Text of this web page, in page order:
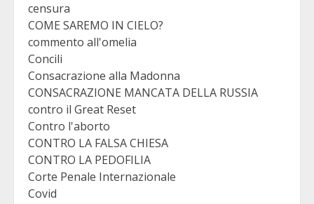
censura
COME SAREMO IN CIELO?
commento all'omelia
Concili
Consacrazione alla Madonna
CONSACRAZIONE MANCATA DELLA RUSSIA
contro il Great Reset
Contro l'aborto
CONTRO LA FALSA CHIESA
CONTRO LA PEDOFILIA
Corte Penale Internazionale
Covid